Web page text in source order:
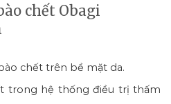
chết Obagi
chết trên bề mặt da.
trong hệ thống điều trị thấm